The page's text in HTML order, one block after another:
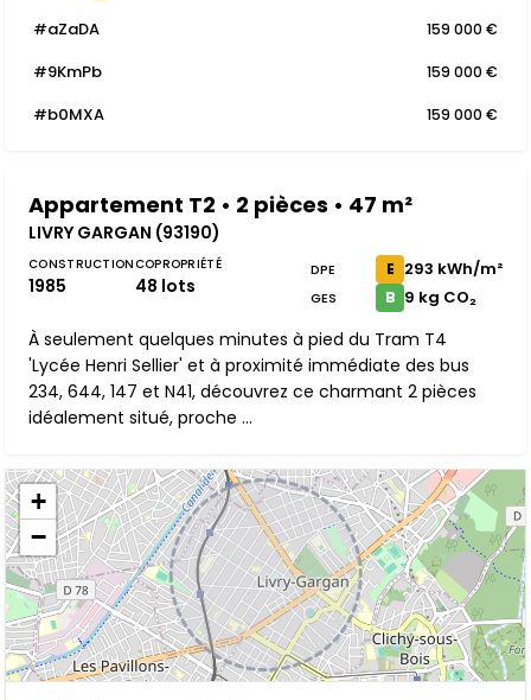
#aZaDA 159 000 €
#9KmPb 159 000 €
#b0MXA 159 000 €
Appartement T2 • 2 pièces • 47 m²
LIVRY GARGAN (93190)
CONSTRUCTION
1985
COPROPRIÉTÉ
48 lots
DPE E 293 kWh/m²
GES B 9 kg CO₂
À seulement quelques minutes à pied du Tram T4
'Lycée Henri Sellier' et à proximité immédiate des bus
234, 644, 147 et N41, découvrez ce charmant 2 pièces
idéalement situé, proche ...
+
−